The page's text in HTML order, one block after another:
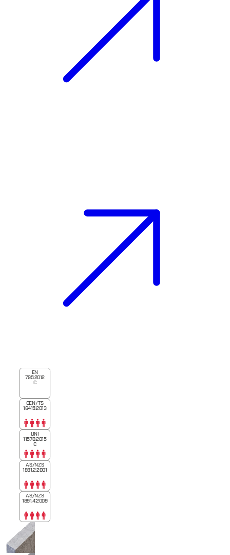
EN
795:2012
C
CEN/TS
16415:2013
UNI
11578:2015
C
AS/NZS
1891.2:2001
AS/NZS
1891.4:2009